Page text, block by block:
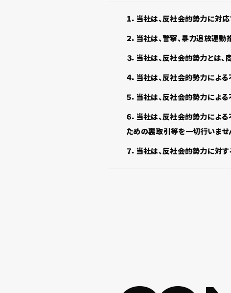
１．当社は、反社会的勢力に対
２．当社は、警察、暴力追放運
３．当社は、反社会的勢力とは
４．当社は、反社会的勢力によ
５．当社は、反社会的勢力によ
６．当社は、反社会的勢力によ
ための裏取引等を一切行いませ
７．当社は、反社会的勢力に対